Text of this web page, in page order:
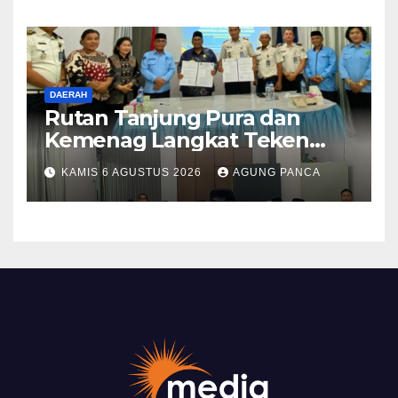
DAERAH
Rutan Tanjung Pura dan
Kemenag Langkat Teken
PKS Pembinaan Kerohanian
Warga Binaan
KAMIS 6 AGUSTUS 2026 AGUNG PANCA